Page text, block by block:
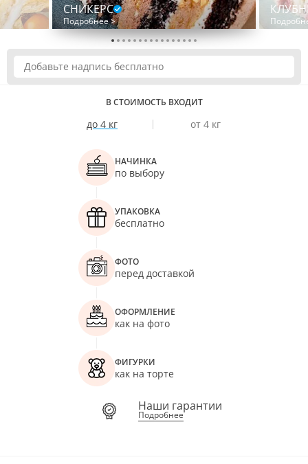
СНИКЕРС
Подробнее >
В СТОИМОСТЬ ВХОДИТ
до 4 кг от 4 кг
НАЧИНКА
по выбору
УПАКОВКА
бесплатно
ФОТО
перед доставкой
ОФОРМЛЕНИЕ
как на фото
ФИГУРКИ
как на торте
Наши гарантии
Подробнее